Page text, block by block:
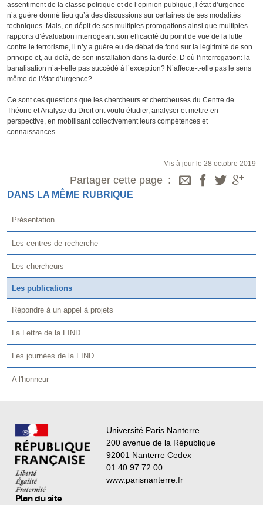
assentiment de la classe politique et de l’opinion publique, l’état d’urgence
n’a guère donné lieu qu’à des discussions sur certaines de ses modalités
techniques. Mais, en dépit de ses multiples prorogations ainsi que multiples
rapports d’évaluation interrogeant son efficacité du point de vue de la lutte
contre le terrorisme, il n’y a guère eu de débat de fond sur la légitimité de son
principe et, au-delà, de son installation dans la durée. D’où l’interrogation: la
banalisation n’a-t-elle pas succédé à l’exception? N’affecte-t-elle pas le sens
même de l’état d’urgence?
Ce sont ces questions que les chercheurs et chercheuses du Centre de
Théorie et Analyse du Droit ont voulu étudier, analyser et mettre en
perspective, en mobilisant collectivement leurs compétences et
connaissances.
Mis à jour le 28 octobre 2019
Partager cette page
DANS LA MÊME RUBRIQUE
Présentation
Les centres de recherche
Les chercheurs
Les publications
Répondre à un appel à projets
La Lettre de la FIND
Les journées de la FIND
A l'honneur
Université Paris Nanterre
200 avenue de la République
92001 Nanterre Cedex
01 40 97 72 00
www.parisnanterre.fr
Plan du site